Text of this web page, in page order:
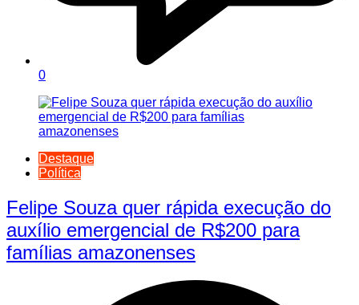
0
Destaque
Política
Felipe Souza quer rápida execução do
auxílio emergencial de R$200 para
famílias amazonenses